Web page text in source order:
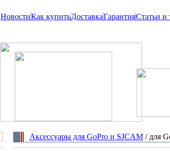
НовостиКак купитьДоставкаГарантияСтатьи и
Аксессуары для GoPro и SJCAM / для